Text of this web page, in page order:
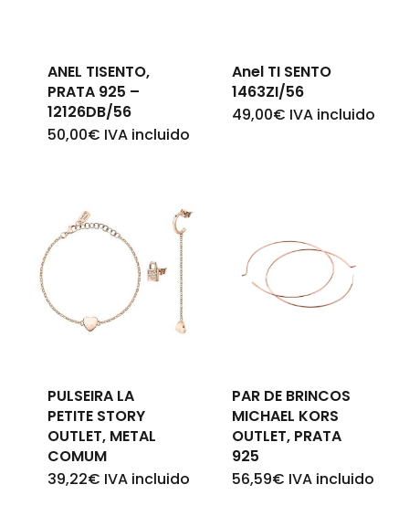
ANEL TISENTO,
PRATA 925 –
12126DB/56
50,00€ IVA incluido
Anel TI SENTO
1463ZI/56
49,00€ IVA incluido
PULSEIRA LA
PETITE STORY
OUTLET, METAL
COMUM
39,22€ IVA incluido
PAR DE BRINCOS
MICHAEL KORS
OUTLET, PRATA
925
56,59€ IVA incluido